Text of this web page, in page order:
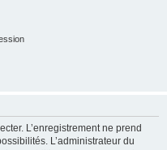
L’enregistrement ne prend
L’administrateur du